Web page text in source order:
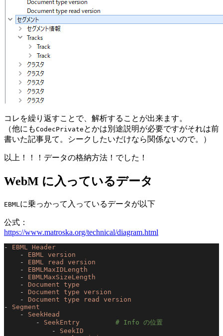
コレを繰り返すことで、解析することが出来ます。
（他にもCodecPrivate とかは別途説明が必要ですがそれは前
書いた記事見て。シークしたいだけなら関係ないので。）
以上！！！データの格納方法！でした！
WebM に入っているデータ
EBML に乗っかって入っているデータが以下
公式：
https://www.matroska.org/technical/diagram.html
- EBML Header
    -
EBML version
    -
EBML read version
    -
EBMLMaxIDLength
    -
EBMLMaxSizeLength
    -
Document type
    -
Document type version
    -
Document type read version
- Segment
    -
SeekHead
        -
SeekEntry
         # Info の位置
            -
SeekID